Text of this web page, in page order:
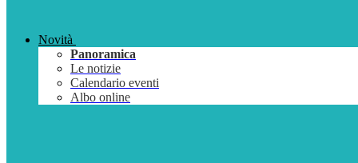
Novità
Panoramica
Le notizie
Calendario eventi
Albo online